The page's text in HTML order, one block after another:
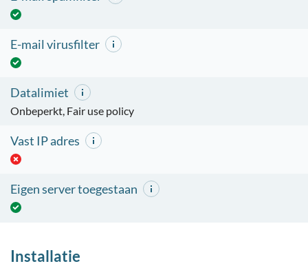
E-mail virusfilter
Datalimiet
Onbeperkt, Fair use policy
Vast IP adres
Eigen server toegestaan
Installatie